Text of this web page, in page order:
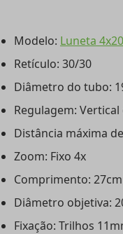
Modelo: Luneta 4x20
Retículo: 30/30
Diâmetro do tubo:
Regulagem:
Distância máxima
Zoom: Fixo 4x
Comprimento: 27cm
Diâmetro objetiva:
Fixação: Trilhos